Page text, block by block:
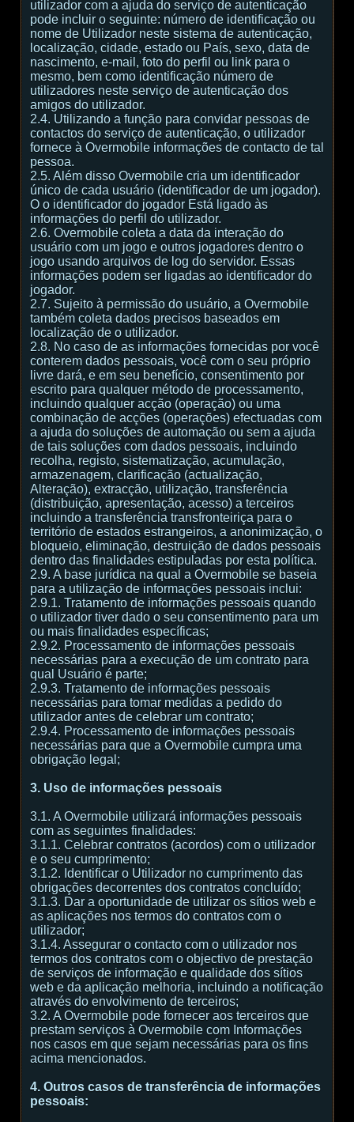
utilizador com a ajuda do serviço de autenticação
pode incluir o seguinte: número de identificação ou
nome de Utilizador neste sistema de autenticação,
localização, cidade, estado ou País, sexo, data de
nascimento, e-mail, foto do perfil ou link para o
mesmo, bem como identificação número de
utilizadores neste serviço de autenticação dos
amigos do utilizador.
2.4. Utilizando a função para convidar pessoas de
contactos do serviço de autenticação, o utilizador
fornece à Overmobile informações de contacto de tal
pessoa.
2.5. Além disso Overmobile cria um identificador
único de cada usuário (identificador de um jogador).
O o identificador do jogador Está ligado às
informações do perfil do utilizador.
2.6. Overmobile coleta a data da interação do
usuário com um jogo e outros jogadores dentro o
jogo usando arquivos de log do servidor. Essas
informações podem ser ligadas ao identificador do
jogador.
2.7. Sujeito à permissão do usuário, a Overmobile
também coleta dados precisos baseados em
localização de o utilizador.
2.8. No caso de as informações fornecidas por você
conterem dados pessoais, você com o seu próprio
livre dará, e em seu benefício, consentimento por
escrito para qualquer método de processamento,
incluindo qualquer acção (operação) ou uma
combinação de acções (operações) efectuadas com
a ajuda do soluções de automação ou sem a ajuda
de tais soluções com dados pessoais, incluindo
recolha, registo, sistematização, acumulação,
armazenagem, clarificação (actualização,
Alteração), extracção, utilização, transferência
(distribuição, apresentação, acesso) a terceiros
incluindo a transferência transfronteiriça para o
território de estados estrangeiros, a anonimização, o
bloqueio, eliminação, destruição de dados pessoais
dentro das finalidades estipuladas por esta política.
2.9. A base jurídica na qual a Overmobile se baseia
para a utilização de informações pessoais inclui:
2.9.1. Tratamento de informações pessoais quando
o utilizador tiver dado o seu consentimento para um
ou mais finalidades específicas;
2.9.2. Processamento de informações pessoais
necessárias para a execução de um contrato para
qual Usuário é parte;
2.9.3. Tratamento de informações pessoais
necessárias para tomar medidas a pedido do
utilizador antes de celebrar um contrato;
2.9.4. Processamento de informações pessoais
necessárias para que a Overmobile cumpra uma
obrigação legal;
3. Uso de informações pessoais
3.1. A Overmobile utilizará informações pessoais
com as seguintes finalidades:
3.1.1. Celebrar contratos (acordos) com o utilizador
e o seu cumprimento;
3.1.2. Identificar o Utilizador no cumprimento das
obrigações decorrentes dos contratos concluído;
3.1.3. Dar a oportunidade de utilizar os sítios web e
as aplicações nos termos do contratos com o
utilizador;
3.1.4. Assegurar o contacto com o utilizador nos
termos dos contratos com o objectivo de prestação
de serviços de informação e qualidade dos sítios
web e da aplicação melhoria, incluindo a notificação
através do envolvimento de terceiros;
3.2. A Overmobile pode fornecer aos terceiros que
prestam serviços à Overmobile com Informações
nos casos em que sejam necessárias para os fins
acima mencionados.
4. Outros casos de transferência de informações
pessoais: